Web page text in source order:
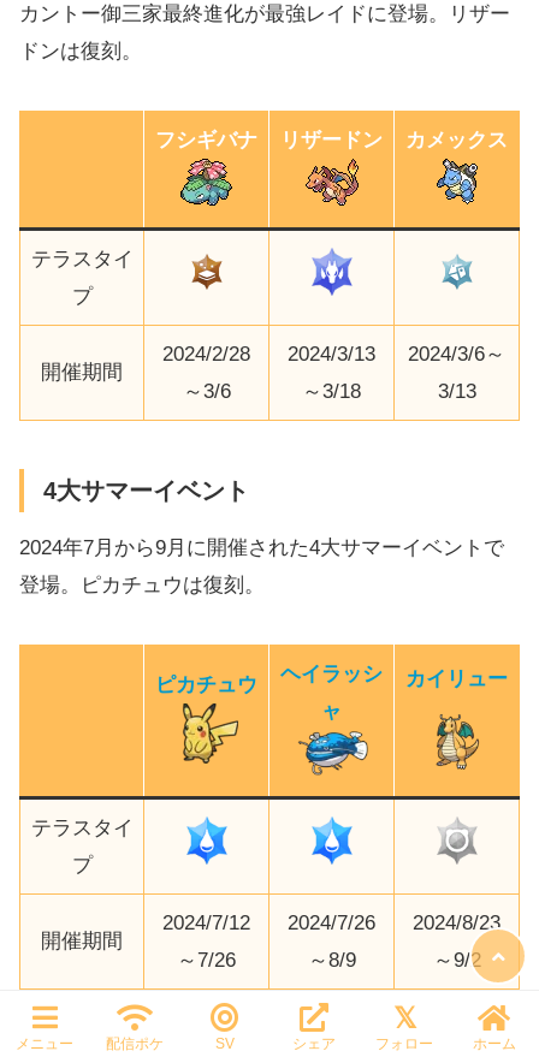
カントー御三家最終進化が最強レイドに登場。リザー
ドンは復刻。
フシギバナ リザードン カメックス
テラスタイ
プ
開催期間
2024/2/28
～3/6
2024/3/13
～3/18
2024/3/6～
3/13
4大サマーイベント
2024年7月から9月に開催された4大サマーイベントで
登場。ピカチュウは復刻。
ピカチュウ
ヘイラッシ
ャ
カイリュー
テラスタイ
プ
開催期間
2024/7/12
～7/26
2024/7/26
～8/9
2024/8/23
～9/2
ピカチュウはちっちゃい証がつけられなくなった。な
ぜ？
メニュー 配信ポケ SV シェア フォロー ホーム